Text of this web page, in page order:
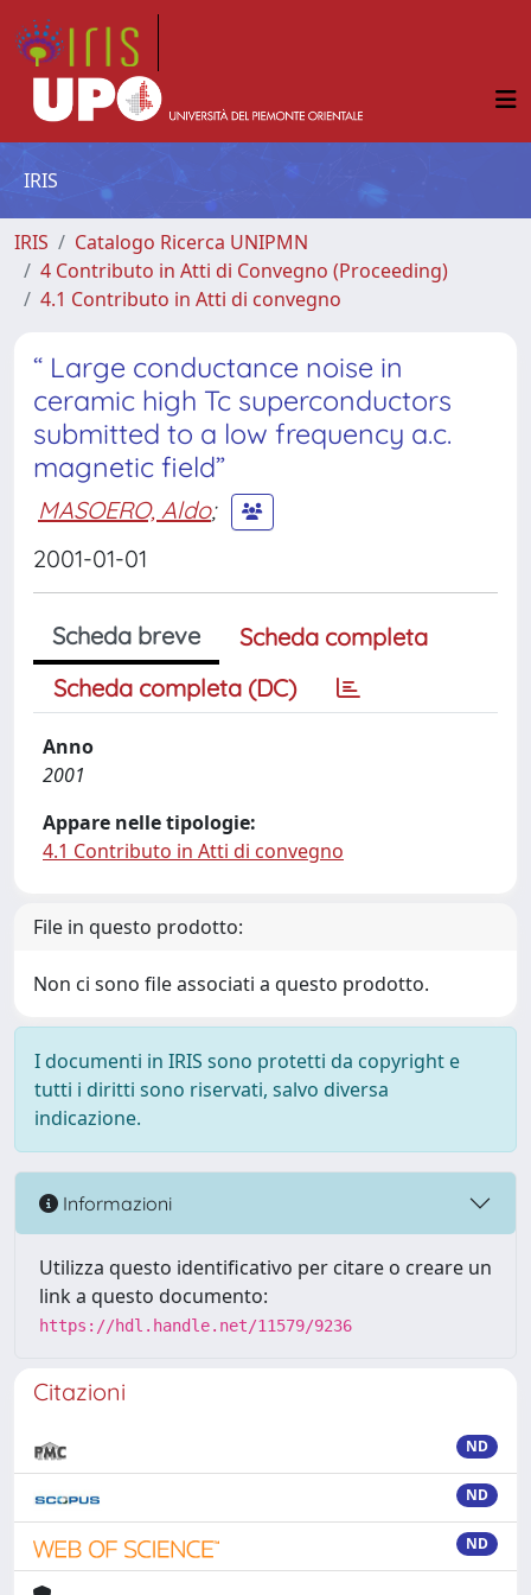
IRIS
IRIS
Catalogo Ricerca UNIPMN
4 Contributo in Atti di Convegno (Proceeding)
4.1 Contributo in Atti di convegno
“ Large conductance noise in
ceramic high Tc superconductors
submitted to a low frequency a.c.
magnetic field”
MASOERO, Aldo;
2001-01-01
Scheda breve
Scheda completa
Scheda completa (DC)
Anno
2001
Appare nelle tipologie:
4.1 Contributo in Atti di convegno
File in questo prodotto:
Non ci sono file associati a questo prodotto.
I documenti in IRIS sono protetti da copyright e
tutti i diritti sono riservati, salvo diversa
indicazione.
Informazioni
Utilizza questo identificativo per citare o creare un
link a questo documento:
https://hdl.handle.net/11579/9236
Citazioni
ND
ND
ND